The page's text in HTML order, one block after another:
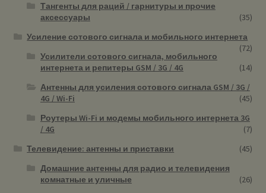
Тангенты для раций / гарнитуры и прочие
аксессуары
(35)
Усиление сотового сигнала и мобильного интернета
(72)
Усилители сотового сигнала, мобильного
интернета и репитеры GSM / 3G / 4G
(14)
Антенны для усиления сотового сигнала GSM / 3G /
4G / Wi-Fi
(45)
Роутеры Wi-Fi и модемы мобильного интернета 3G
/ 4G
(7)
Телевидение: антенны и приставки
(45)
Домашние антенны для радио и телевидения
комнатные и уличные
(26)